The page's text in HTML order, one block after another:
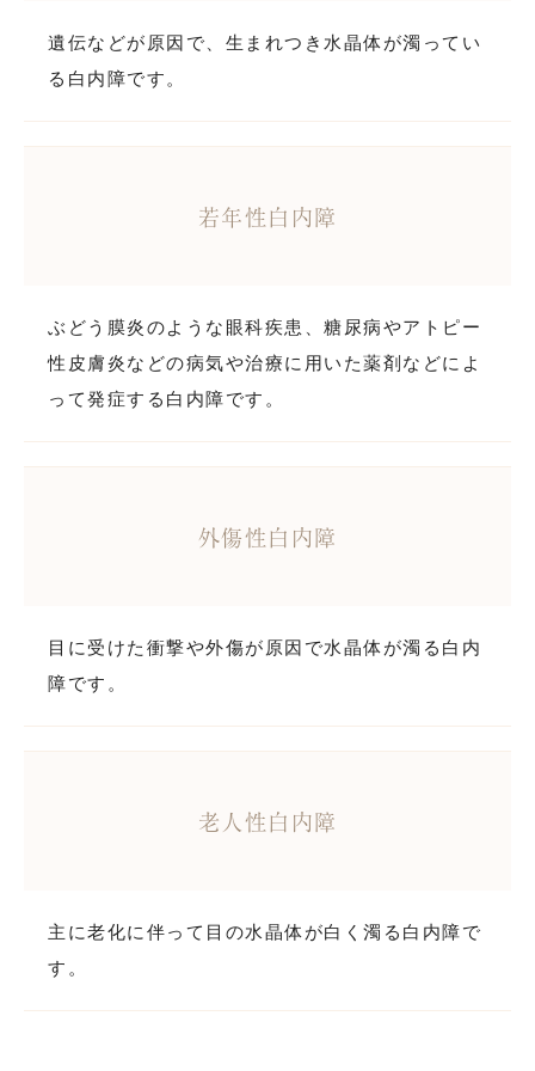
遺伝などが原因で、生まれつき水晶体が濁ってい
る白内障です。
若年性白内障
ぶどう膜炎のような眼科疾患、糖尿病やアトピー
性皮膚炎などの病気や治療に用いた薬剤などによ
って発症する白内障です。
外傷性白内障
目に受けた衝撃や外傷が原因で水晶体が濁る白内
障です。
老人性白内障
主に老化に伴って目の水晶体が白く濁る白内障で
す。